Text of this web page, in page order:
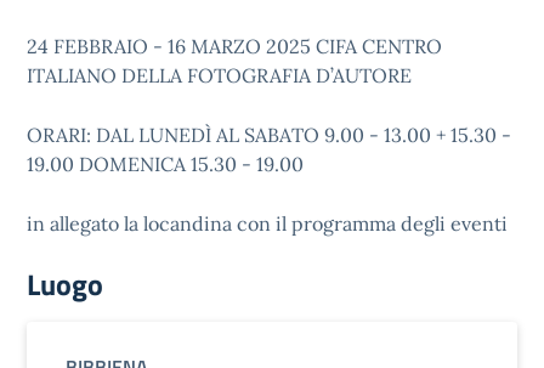
24 FEBBRAIO - 16 MARZO 2025 CIFA CENTRO
ITALIANO DELLA FOTOGRAFIA D’AUTORE
ORARI: DAL LUNEDÌ AL SABATO 9.00 - 13.00 + 15.30 -
19.00 DOMENICA 15.30 - 19.00
in allegato la locandina con il programma degli eventi
Luogo